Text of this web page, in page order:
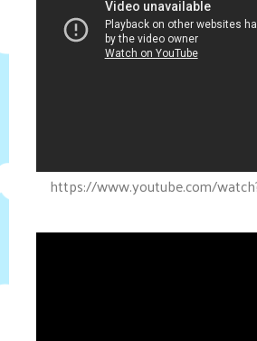
https://www.youtube.com/